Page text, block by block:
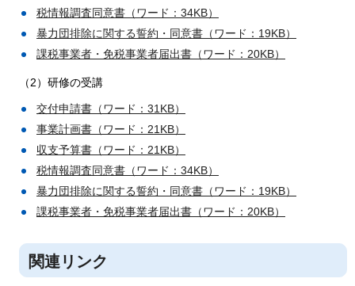
税情報調査同意書（ワード：34KB）
暴力団排除に関する誓約・同意書（ワード：19KB）
課税事業者・免税事業者届出書（ワード：20KB）
（2）研修の受講
交付申請書（ワード：31KB）
事業計画書（ワード：21KB）
収支予算書（ワード：21KB）
税情報調査同意書（ワード：34KB）
暴力団排除に関する誓約・同意書（ワード：19KB）
課税事業者・免税事業者届出書（ワード：20KB）
関連リンク